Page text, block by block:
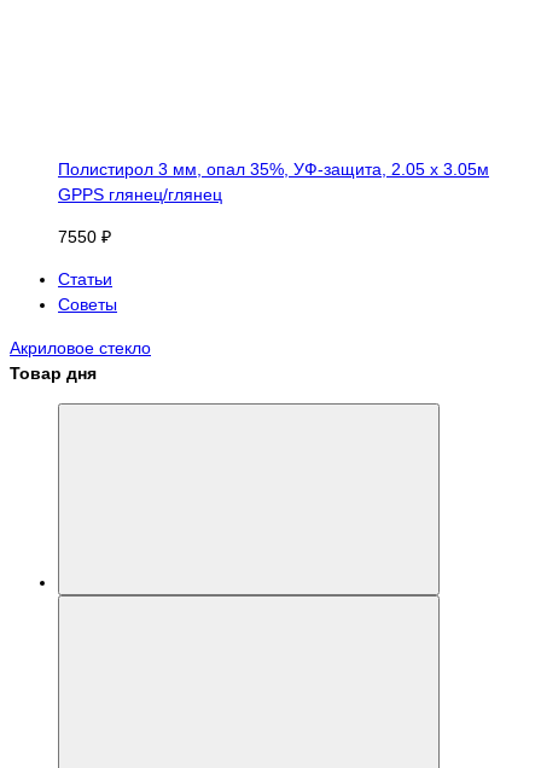
Полистирол 3 мм, опал 35%, УФ-защита, 2.05 х 3.05м
GPPS глянец/глянец
7550 ₽
Статьи
Советы
Акриловое стекло
Товар дня